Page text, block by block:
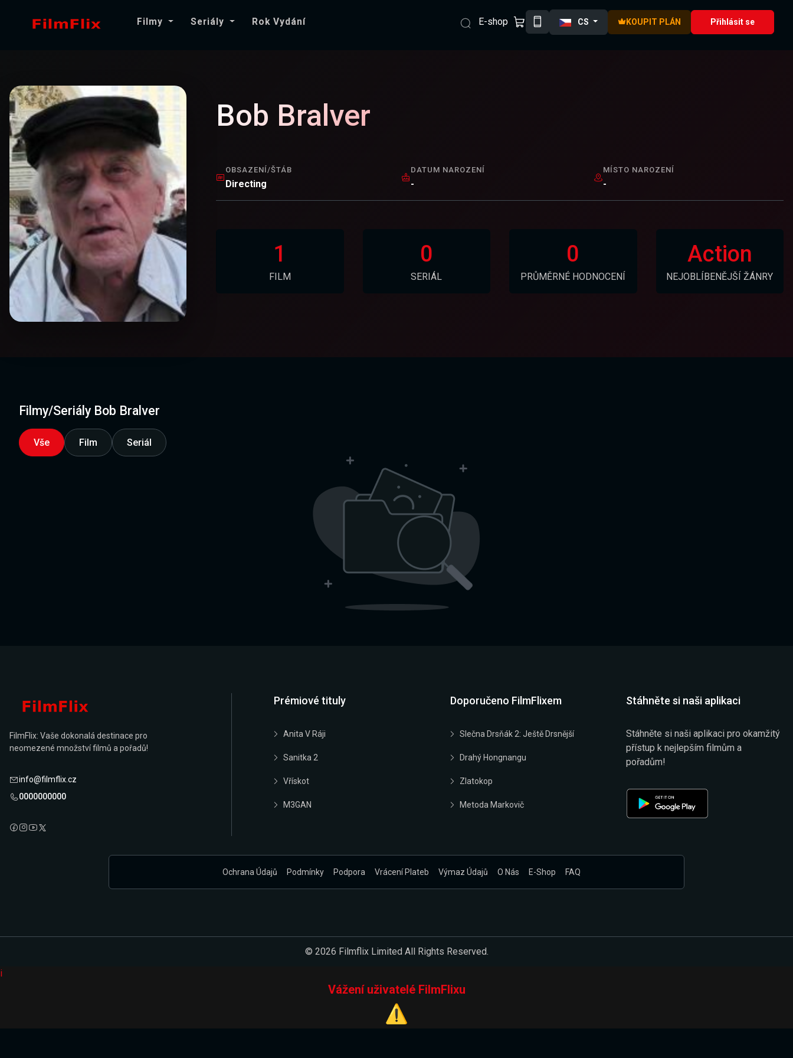
Filmy Seriály Rok Vydání E-shop CS KOUPIT PLÁN Přihlásit se
Bob Bralver
OBSAZENÍ/ŠTÁB
Directing
DATUM NAROZENÍ
-
MÍSTO NAROZENÍ
-
1
FILM
0
SERIÁL
0
PRŮMĚRNÉ HODNOCENÍ
Action
NEJOBLÍBENĚJŠÍ ŽÁNRY
Filmy/Seriály Bob Bralver
Vše Film Seriál
FilmFlix: Vaše dokonalá destinace pro
neomezené množství filmů a pořadů!
info@filmflix.cz
0000000000
Prémiové tituly
Anita V Ráji
Sanitka 2
Vřískot
M3GAN
Doporučeno FilmFlixem
Slečna Drsňák 2: Ještě Drsnější
Drahý Hongnangu
Zlatokop
Metoda Markovič
Stáhněte si naši aplikaci
Stáhněte si naši aplikaci pro okamžitý
přístup k nejlepším filmům a
pořadům!
Ochrana Údajů Podmínky Podpora Vrácení Plateb Výmaz Údajů O Nás E-Shop FAQ
© 2026 Filmflix Limited All Rights Reserved.
i
Vážení uživatelé FilmFlixu
⚠️